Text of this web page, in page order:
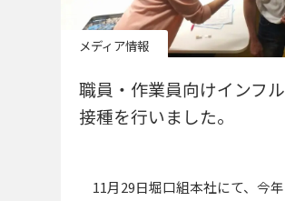
メディア情報
職員・作業員向けインフ
接種を行いました。
11月29日堀口組本社にて、今